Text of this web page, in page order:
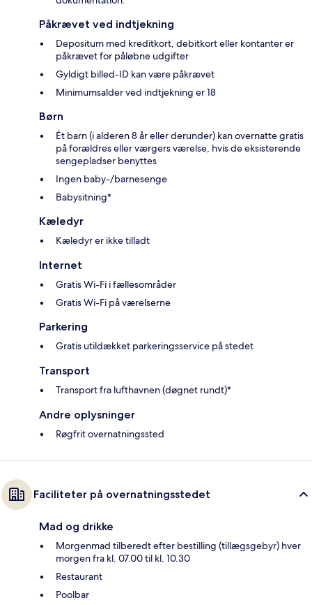
Påkrævet ved indtjekning
Depositum med kreditkort, debitkort eller kontanter er
påkrævet for påløbne udgifter
Gyldigt billed-ID kan være påkrævet
Minimumsalder ved indtjekning er 18
Børn
Ét barn (i alderen 8 år eller derunder) kan overnatte gratis
på forældres eller værgers værelse, hvis de eksisterende
sengepladser benyttes
Ingen baby-/barnesenge
Babysitning*
Kæledyr
Kæledyr er ikke tilladt
Internet
Gratis Wi-Fi i fællesområder
Gratis Wi-Fi på værelserne
Parkering
Gratis utildækket parkeringsservice på stedet
Transport
Transport fra lufthavnen (døgnet rundt)*
Andre oplysninger
Røgfrit overnatningssted
Faciliteter på overnatningsstedet
Mad og drikke
Morgenmad tilberedt efter bestilling (tillægsgebyr) hver
morgen fra kl. 07.00 til kl. 10.30
Restaurant
Poolbar